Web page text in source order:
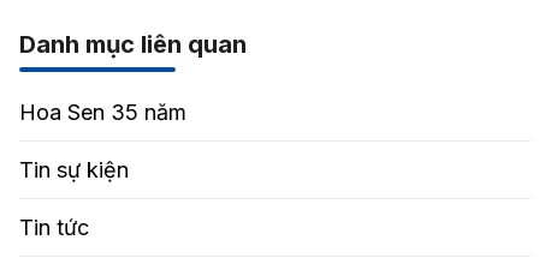
Danh mục liên quan
Hoa Sen 35 năm
Tin sự kiện
Tin tức